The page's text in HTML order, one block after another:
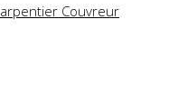
Couvreur